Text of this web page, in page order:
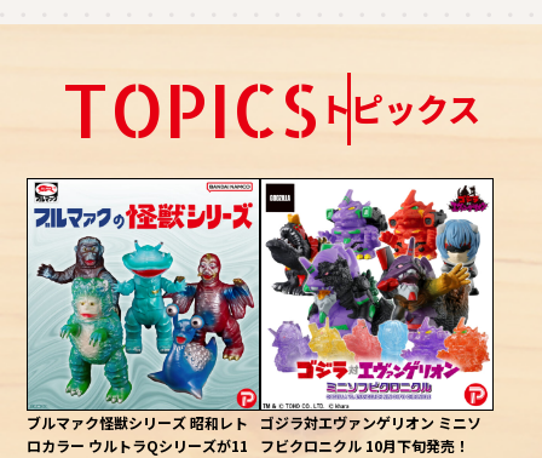
TOPICS トピックス
ブルマァク怪獣シリーズ 昭和レト
ロカラー ウルトラQシリーズが11
ゴジラ対エヴァンゲリオン ミニソ
フビクロニクル 10月下旬発売！